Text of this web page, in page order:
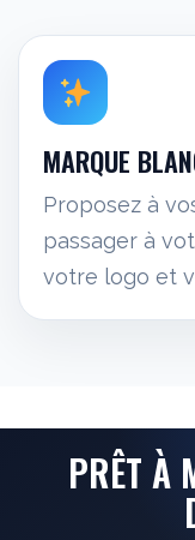
MARQUE
Proposez à
passager à
votre logo et
PRÊT À